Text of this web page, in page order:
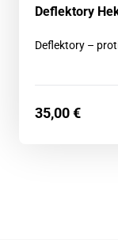
Deflektory
Deflektory –
35,00€